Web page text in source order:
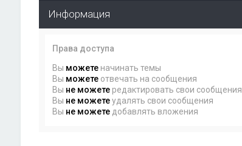
Информация
Права доступа
Вы можетеначинать темы
Вы можетеотвечать на сообщения
Вы не можетередактировать свои сообщения
Вы не можетеудалять свои сообщения
Вы не можетедобавлять вложения